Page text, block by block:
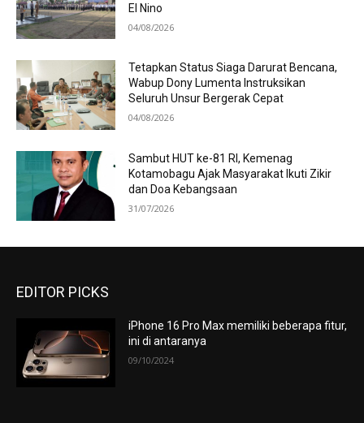
El Nino
04/08/2026
Tetapkan Status Siaga Darurat Bencana,
Wabup Dony Lumenta Instruksikan
Seluruh Unsur Bergerak Cepat
04/08/2026
Sambut HUT ke-81 RI, Kemenag
Kotamobagu Ajak Masyarakat Ikuti Zikir
dan Doa Kebangsaan
31/07/2026
EDITOR PICKS
iPhone 16 Pro Max memiliki beberapa fitur,
ini di antaranya
09/10/2024